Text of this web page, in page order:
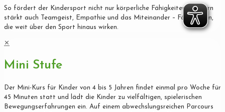
So fördert der Kindersport nicht nur körperliche Fähigkeiten, sondern
stärkt auch Teamgeist, Empathie und das Miteinander – Fähigkeiten,
die weit über den Sport hinaus wirken.
✕
Mini Stufe
Der Mini-Kurs für Kinder von 4 bis 5 Jahren findet einmal pro Woche für
45 Minuten statt und lädt die Kinder zu vielfältigen, spielerischen
Bewegungserfahrungen ein. Auf einem abwechslungsreichen Parcours